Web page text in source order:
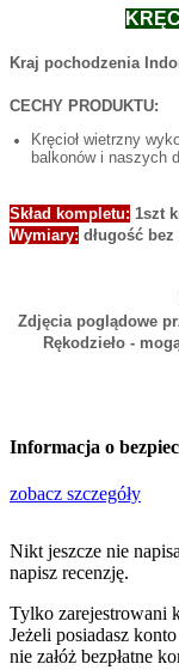
Kraj pochodzenia
CECHY PRODUKTU:
Kręcioł wietrzny
balkonów i naszych
Skład kompletu: 1szt
Wymiary: długość
Zdjęcia poglądowe
Rękodzieło -
Informacja o
zobacz szczegóły
Nikt jeszcze nie
napisz recenzję.
Tylko zarejestrowani
Jeżeli posiadasz
nie załóż bezpłatne